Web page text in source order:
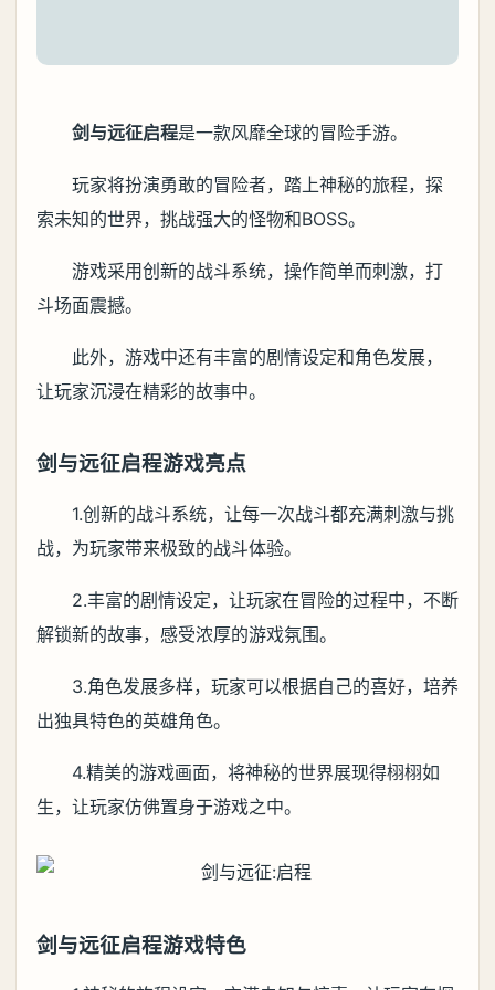
剑与远征启程是一款风靡全球的冒险手游。
玩家将扮演勇敢的冒险者，踏上神秘的旅程，探
索未知的世界，挑战强大的怪物和BOSS。
游戏采用创新的战斗系统，操作简单而刺激，打
斗场面震撼。
此外，游戏中还有丰富的剧情设定和角色发展，
让玩家沉浸在精彩的故事中。
剑与远征启程游戏亮点
1.创新的战斗系统，让每一次战斗都充满刺激与挑
战，为玩家带来极致的战斗体验。
2.丰富的剧情设定，让玩家在冒险的过程中，不断
解锁新的故事，感受浓厚的游戏氛围。
3.角色发展多样，玩家可以根据自己的喜好，培养
出独具特色的英雄角色。
4.精美的游戏画面，将神秘的世界展现得栩栩如
生，让玩家仿佛置身于游戏之中。
剑与远征启程游戏特色